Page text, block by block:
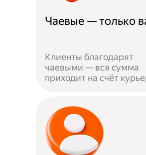
Чаевые — только
Клиенты благодарят
чаевыми — вся сумма
приходит на счёт